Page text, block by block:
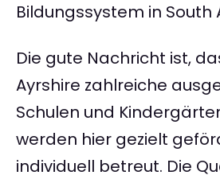
Bildungssystem in South
Die gute Nachricht ist,
Ayrshire zahlreiche
Schulen und
werden hier gezielt
individuell betreut. Die